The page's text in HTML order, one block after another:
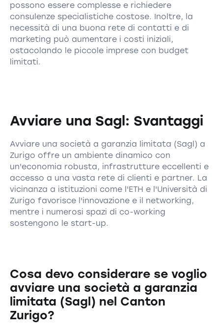
possono essere complesse e richiedere
consulenze specialistiche costose. Inoltre, la
necessità di una buona rete di contatti e di
marketing può aumentare i costi iniziali,
ostacolando le piccole imprese con budget
limitati.
Avviare una Sagl: Svantaggi
Avviare una società a garanzia limitata (Sagl) a
Zurigo offre un ambiente dinamico con
un'economia robusta, infrastrutture eccellenti e
accesso a una vasta rete di clienti e partner. La
vicinanza a istituzioni come l'ETH e l'Università di
Zurigo favorisce l'innovazione e il networking,
mentre i numerosi spazi di co-working
sostengono le start-up.
Cosa devo considerare se voglio
avviare una società a garanzia
limitata (Sagl) nel Canton
Zurigo?